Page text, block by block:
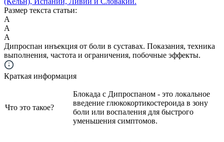
Размер текста статьи:
А
А
А
Дипроспан инъекция от боли в суставах. Показания, техника
выполнения, частота и ограничения, побочные эффекты.
Краткая информация
Что это такое?
Блокада с Дипроспаном - это локальное
введение глюкокортикостероида в зону
боли или воспаления для быстрого
уменьшения симптомов.